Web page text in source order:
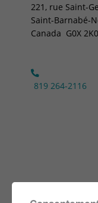
221, rue Saint-
Saint-Barnabé-
Canada G0X 2K0
819 264-2116